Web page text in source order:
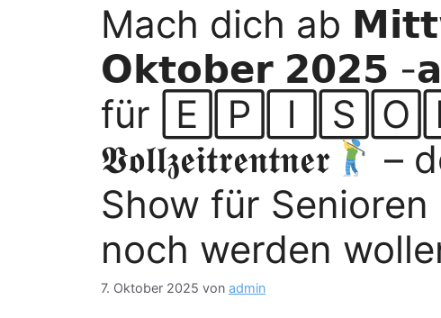
Mach dich ab
𝗢𝗸𝘁𝗼𝗯𝗲𝗿 𝟮𝟬𝟮𝟱 -
für 🄴🄿🄸🅂🄾🄳🄴
𝖁𝖔𝖑𝖑𝖟𝖊𝖎𝖙𝖗𝖊𝖓𝖙𝖓𝖊𝖗
–
Show für
noch werden
7. Oktober 2025 von admin